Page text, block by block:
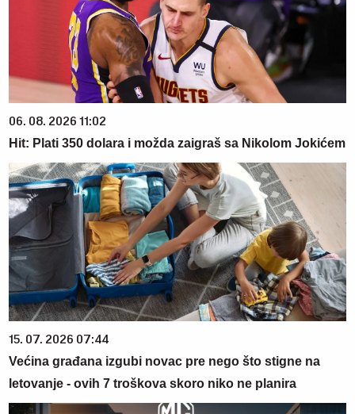
06. 08. 2026 11:02
Hit: Plati 350 dolara i možda zaigraš sa Nikolom Jokićem
15. 07. 2026 07:44
Većina građana izgubi novac pre nego što stigne na
letovanje - ovih 7 troškova skoro niko ne planira